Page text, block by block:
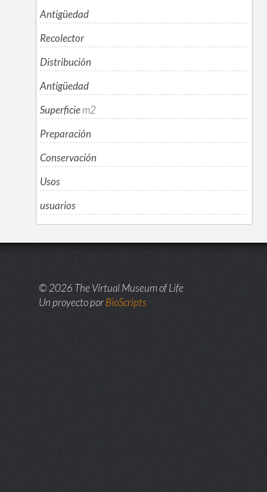
Antigüedad
Recolector
Distribución
Antigüedad
Superficiem2
Preparación
Conservación
Usos
usuarios
© 2026 The Virtual Museum of Life
Un proyecto porBioScripts